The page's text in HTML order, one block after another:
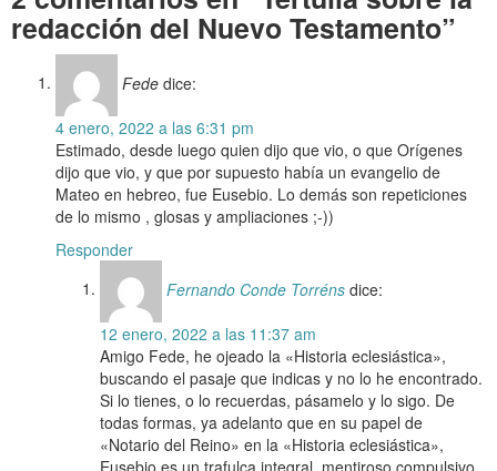
redacción del Nuevo Testamento”
Fede dice:
4 enero, 2022 a las 6:31 pm
Estimado, desde luego quien dijo que vio, o que Orígenes
dijo que vio, y que por supuesto había un evangelio de
Mateo en hebreo, fue Eusebio. Lo demás son repeticiones
de lo mismo , glosas y ampliaciones ;-))
Responder
Fernando Conde Torréns dice:
12 enero, 2022 a las 11:37 am
Amigo Fede, he ojeado la «Historia eclesiástica»,
buscando el pasaje que indicas y no lo he encontrado.
Si lo tienes, o lo recuerdas, pásamelo y lo sigo. De
todas formas, ya adelanto que en su papel de
«Notario del Reino» en la «Historia eclesiástica»,
Eusebio es un trafulca integral, mentiroso compulsivo